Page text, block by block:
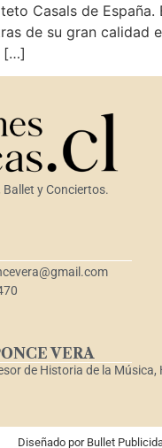
Casals de España.
de su gran calidad
[…]
y Conciertos.
VERA
de Historia de la Música,
Diseñado por Bullet